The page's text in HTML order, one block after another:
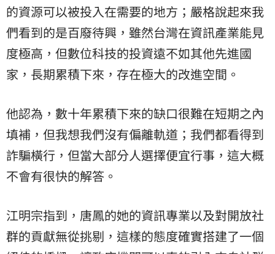
的資源可以被投入在需要的地方；嚴格說起來我
們看到的是百廢待興，雖然台灣在資訊產業能見
度極高，但數位科技的投資遠不如其他先進國
家，長期累積下來，存在極大的改進空間。
他認為，數十年累積下來的缺口很難在短期之內
填補，但我想我們沒有偏離軌道；我們都看得到
詐騙橫行，但當大部分人選擇便宜行事，這大概
不會有很快的解答。
江明宗指到，唐鳳的她的資訊專業以及對開放社
群的貢獻無從挑剔，這樣的態度確實搭建了一個